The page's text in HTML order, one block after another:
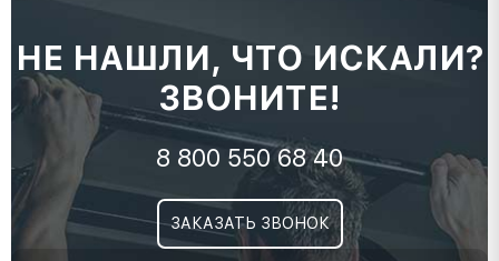
НЕ НАШЛИ, ЧТО ИСКАЛИ?
ЗВОНИТЕ!
8 800 550 68 40
ЗАКАЗАТЬ ЗВОНОК